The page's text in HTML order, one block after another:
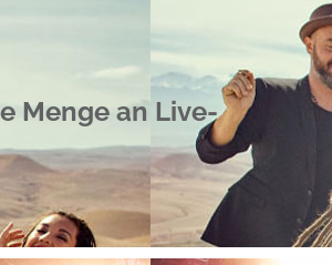
Menge an Live-